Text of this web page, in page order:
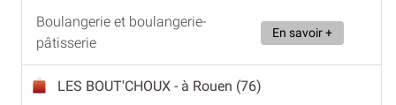
Boulangerie et boulangerie-
pâtisserie
En savoir +
LES BOUT'CHOUX - à Rouen (76)